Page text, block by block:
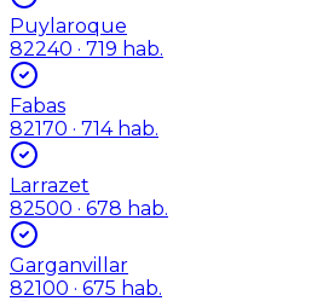
Puylaroque
82240 · 719 hab.
Fabas
82170 · 714 hab.
Larrazet
82500 · 678 hab.
Garganvillar
82100 · 675 hab.